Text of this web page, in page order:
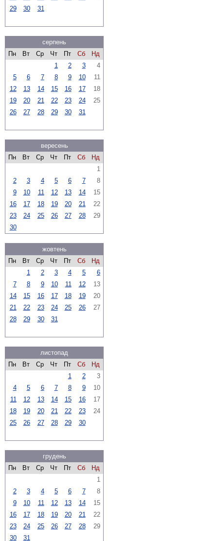
29
30 31
серпень
Пн
Вт Ср Чт Пт Сб
Нд
1
2 3
4
5
6 7 8 9 10
11
12
13 14 15 16 17
18
19
20 21 22 23 24
25
26
27 28 29 30 31
вересень
Пн
Вт Ср Чт Пт Сб
Нд
1
2
3 4 5 6 7
8
9
10 11 12 13 14
15
16
17 18 19 20 21
22
23
24 25 26 27 28
29
30
жовтень
Пн
Вт Ср Чт Пт Сб
Нд
1
2 3 4 5
6
7
8 9 10 11 12
13
14
15 16 17 18 19
20
21
22 23 24 25 26
27
28
29 30 31
листопад
Пн
Вт Ср Чт Пт Сб
Нд
1
2
3
4
5 6 7 8 9
10
11
12 13 14 15 16
17
18
19 20 21 22 23
24
25
26 27 28 29 30
грудень
Пн
Вт Ср Чт Пт Сб
Нд
1
2
3 4 5 6 7
8
9
10 11 12 13 14
15
16
17 18 19 20 21
22
23
24 25 26 27 28
29
30
31